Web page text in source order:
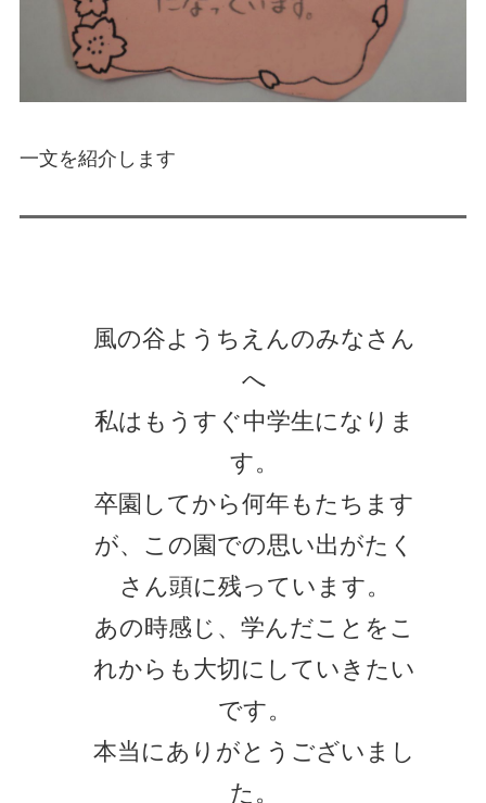
一文を紹介します
風の谷ようちえんのみなさん
へ
私はもうすぐ中学生になりま
す。
卒園してから何年もたちます
が、この園での思い出がたく
さん頭に残っています。
あの時感じ、学んだことをこ
れからも大切にしていきたい
です。
本当にありがとうございまし
た。